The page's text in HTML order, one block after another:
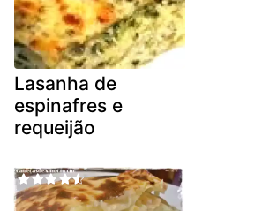
Lasanha de
espinafres e
requeijão